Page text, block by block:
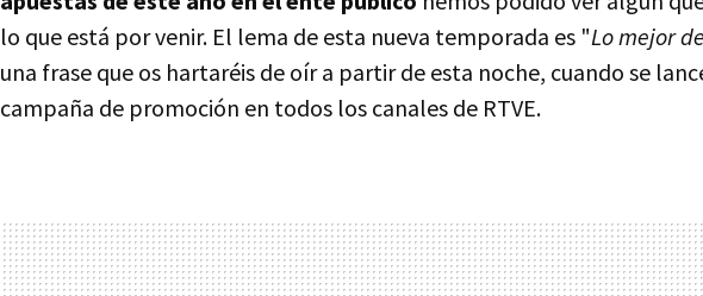
lo que está por venir. El lema de esta nueva temporada es "Lo mejor
una frase que os hartaréis de oír a partir de esta noche, cuando se
campaña de promoción en todos los canales de RTVE.